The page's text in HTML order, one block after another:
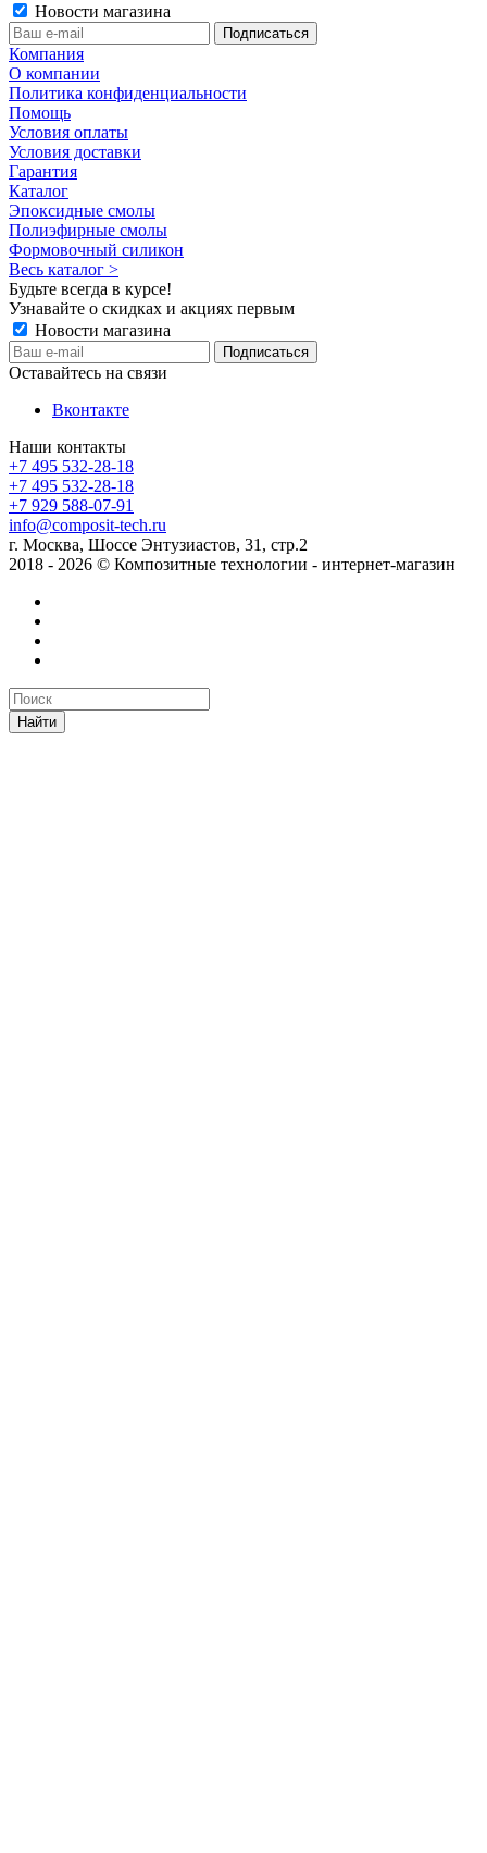
Новости магазина
Компания
О компании
Политика конфиденциальности
Помощь
Условия оплаты
Условия доставки
Гарантия
Каталог
Эпоксидные смолы
Полиэфирные смолы
Формовочный силикон
Весь каталог >
Будьте всегда в курсе!
Узнавайте о скидках и акциях первым
Новости магазина
Оставайтесь на связи
Вконтакте
Наши контакты
+7 495 532-28-18
+7 495 532-28-18
+7 929 588-07-91
info@composit-tech.ru
г. Москва, Шоссе Энтузиастов, 31, стр.2
2018 - 2026 © Композитные технологии - интернет-магазин
Найти